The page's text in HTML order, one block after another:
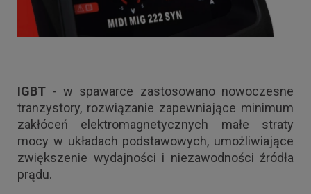
IGBT - w spawarce zastosowano nowoczesne
tranzystory, rozwiązanie zapewniające minimum
zakłóceń elektromagnetycznych małe straty
mocy w układach podstawowych, umożliwiające
zwiększenie wydajności i niezawodności źródła
prądu.